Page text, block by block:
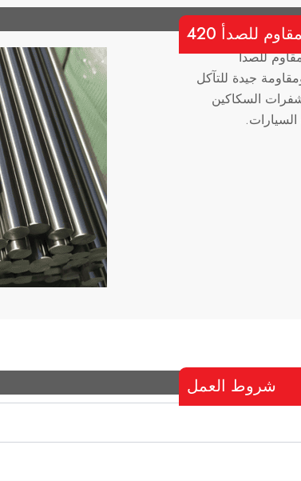
للصدأ 420
المقاوم للصدأ
جيدة للتآكل
السكاكين
شروط العمل